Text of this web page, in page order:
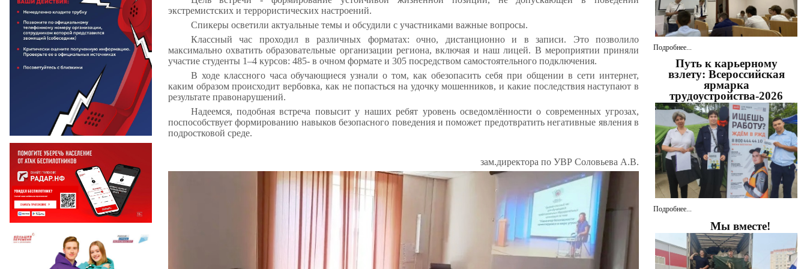
экстремистских и террористических настроений.
Спикеры осветили актуальные темы и обсудили с участниками важные вопросы.
Классный час проходил в различных форматах: очно, дистанционно и в записи. Это позволило
максимально охватить образовательные организации региона, включая и наш лицей. В мероприятии приняли
участие студенты 1–4 курсов: 485- в очном формате и 305 посредством самостоятельного подключения.
В ходе классного часа обучающиеся узнали о том, как обезопасить себя при общении в сети интернет,
каким образом происходит вербовка, как не попасться на удочку мошенников, и какие последствия наступают в
результате правонарушений.
Надеемся, подобная встреча повысит у наших ребят уровень осведомлённости о современных угрозах,
поспособствует формированию навыков безопасного поведения и поможет предотвратить негативные явления в
подростковой среде.
зам.директора по УВР Соловьева А.В.
Подробнее...
Путь к карьерному
взлету: Всероссийская
ярмарка
трудоустройства-2026
Подробнее...
Мы вместе!